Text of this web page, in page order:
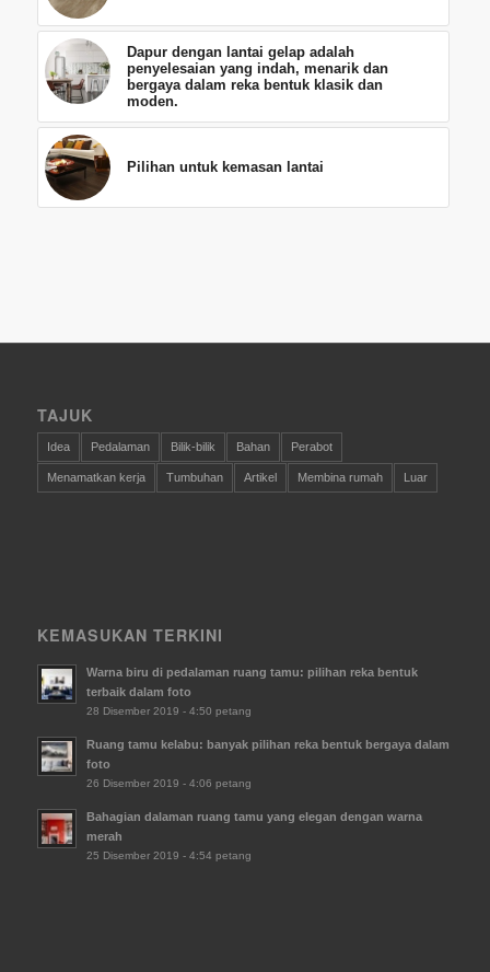
Dapur dengan lantai gelap adalah
penyelesaian yang indah, menarik dan
bergaya dalam reka bentuk klasik dan
moden.
Pilihan untuk kemasan lantai
TAJUK
Idea Pedalaman Bilik-bilik Bahan Perabot
Menamatkan kerja Tumbuhan Artikel Membina rumah Luar
KEMASUKAN TERKINI
Warna biru di pedalaman ruang tamu: pilihan reka bentuk
terbaik dalam foto
28 Disember 2019 - 4:50 petang
Ruang tamu kelabu: banyak pilihan reka bentuk bergaya dalam
foto
26 Disember 2019 - 4:06 petang
Bahagian dalaman ruang tamu yang elegan dengan warna
merah
25 Disember 2019 - 4:54 petang